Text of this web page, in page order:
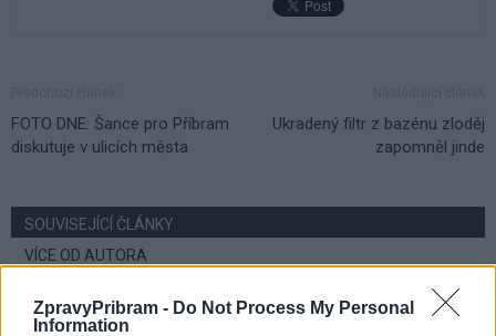
ZpravyPribram - Do Not Process My Personal
Information
FOTO DNE: Šance pro Příbram
diskutuje v ulicích města
Ukradený filtr z bazénu zloděj
zapomněl jinde
SOUVISEJÍCÍ ČLÁNKY
VÍCE OD AUTORA
Obděnice vzpomínaly na filmovou